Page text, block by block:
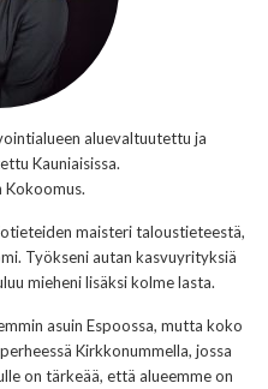
aluevaltuutettu ja
Kauniaisissa.
Kokoomus.
maisteri taloustieteestä,
Työkseni autan kasvuyrityksiä
mieheni lisäksi kolme lasta.
asuin Espoossa, mutta koko
Kirkkonummella, jossa
on tärkeää, että alueemme on